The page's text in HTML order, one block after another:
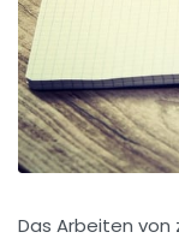
Das Arbeiten von